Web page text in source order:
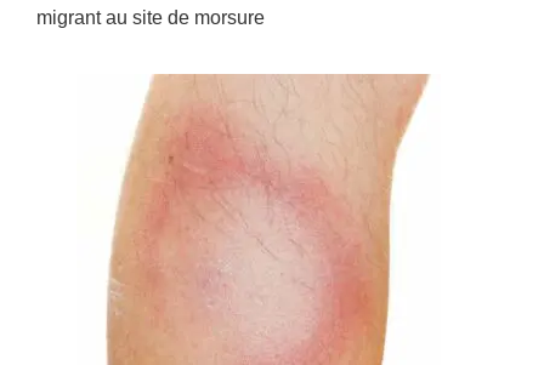
migrant au site de morsure